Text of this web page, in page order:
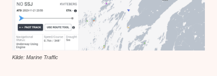
Kilde: Marine Traffic